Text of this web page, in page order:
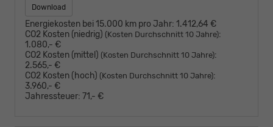
Download
Energiekosten bei 15.000 km pro Jahr: 1.412,64 €
CO2 Kosten (niedrig) (Kosten Durchschnitt 10 Jahre):
1.080,- €
CO2 Kosten (mittel) (Kosten Durchschnitt 10 Jahre):
2.565,- €
CO2 Kosten (hoch) (Kosten Durchschnitt 10 Jahre):
3.960,- €
Jahressteuer: 71,- €